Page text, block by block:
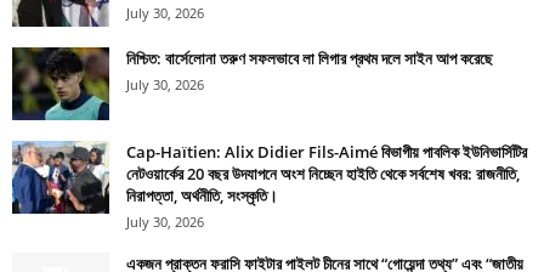
July 30, 2026
নিশ্চিত: বার্সেলোনা তরুণ সফলভাবে লা লিগার প্রথম দলে সাইন আপ করেছে
July 30, 2026
Cap-Haïtien: Alix Didier Fils-Aimé বিভাগীয় পাবলিক ইউনিভার্সিটির
নেটওয়ার্কের 20 বছর উদযাপনে অংশ নিচ্ছেন হাইতি থেকে সর্বশেষ খবর: রাজনীতি,
নিরাপত্তা, অর্থনীতি, সংস্কৃতি।
July 30, 2026
একজন প্রাক্তন ফরাসি ফাইটার পাইলট চীনের সাথে “গোয়েন্দা তথ্য” এবং “জাতীয়